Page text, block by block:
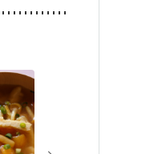
(初期)